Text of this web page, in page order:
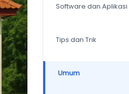
Software dan Aplikasi
Tips dan Trik
Umum